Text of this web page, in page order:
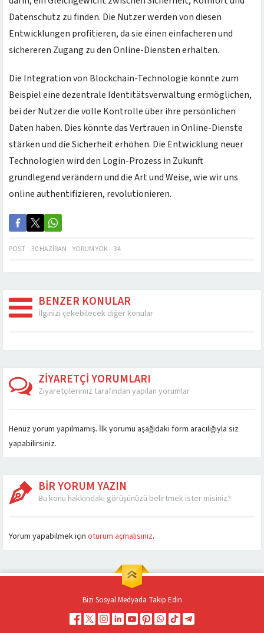
Datenschutz zu finden. Die Nutzer werden von diesen
Entwicklungen profitieren, da sie einen einfacheren und
sichereren Zugang zu den Online-Diensten erhalten.
Die Integration von Blockchain-Technologie könnte zum
Beispiel eine dezentrale Identitätsverwaltung ermöglichen,
bei der Nutzer die volle Kontrolle über ihre persönlichen
Daten haben. Dies könnte das Vertrauen in Online-Dienste
stärken und die Sicherheit erhöhen. Die Entwicklung neuer
Technologien wird den Login-Prozess in Zukunft
grundlegend verändern und die Art und Weise, wie wir uns
online authentifizieren, revolutionieren.
POST 30 HAZIRAN YORUM YOK 34
BENZER KONULAR
İlginizi çekebilecek diğer konular
ZİYARETÇİ YORUMLARI
Ziyaretçilerimiz tarafından yapılan yorumlar
Henüz yorum yapılmamış. İlk yorumu aşağıdaki form aracılığıyla siz
yapabilirsiniz.
BİR YORUM YAZIN
Bu konu hakkındaki görüşünüzü belirtmek ister misiniz?
Yorum yapabilmek için oturum açmalısınız.
Bizi Sosyal Medyada Takip Edin
Cevap Yaz